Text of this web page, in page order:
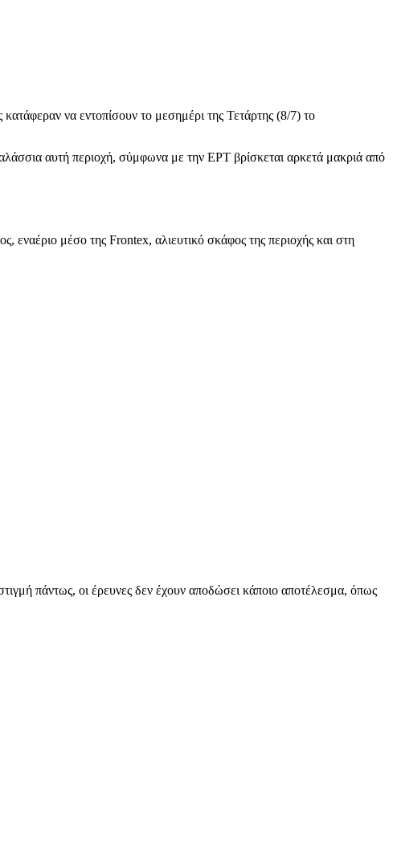
κατάφεραν να εντοπίσουν το μεσημέρι της Τετάρτης (8/7) το
αυτή περιοχή, σύμφωνα με την ΕΡΤ βρίσκεται αρκετά μακριά από
εναέριο μέσο της Frontex, αλιευτικό σκάφος της περιοχής και στη
πάντως, οι έρευνες δεν έχουν αποδώσει κάποιο αποτέλεσμα, όπως